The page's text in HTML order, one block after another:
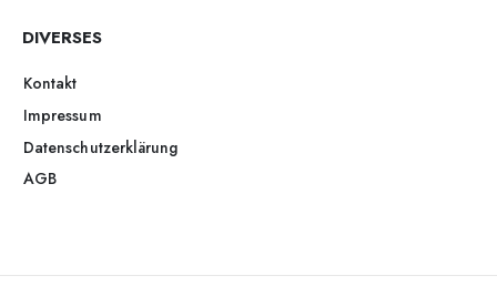
DIVERSES
Kontakt
Impressum
Datenschutzerklärung
AGB